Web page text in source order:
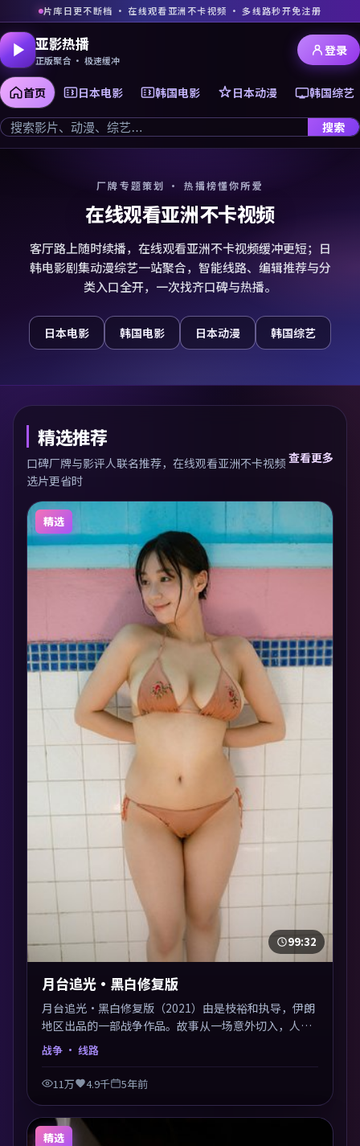
片库日更不断档 · 在线观看亚洲不卡视频 · 多线路秒开免注册
亚影热播
正版聚合 · 极速缓冲
首页 日本电影 韩国电影 日本动漫 韩国综艺
搜索
登录
厂牌专题策划 · 热播榜懂你所爱
在线观看亚洲不卡视频
客厅路上随时续播，在线观看亚洲不卡视频缓冲更短；日
韩电影剧集动漫综艺一站聚合，智能线路、编辑推荐与分
类入口全开，一次找齐口碑与热播。
日本电影 韩国电影 日本动漫 韩国综艺
精选推荐
口碑厂牌与影评人联名推荐，在线观看亚洲不卡视频
选片更省时
查看更多
精选
99:32
月台追光·黑白修复版
月台追光·黑白修复版（2021）由是枝裕和执导，伊朗
地区出品的一部战争作品。故事从一场意外切入，人物
在道德与生存之间反复摇摆，叙事层层推进，情绪克制
而有力。主演阵容以生活化表演见长，对手戏火花四
溅。
战争 · 线路
11万 4.9千 5年前
精选